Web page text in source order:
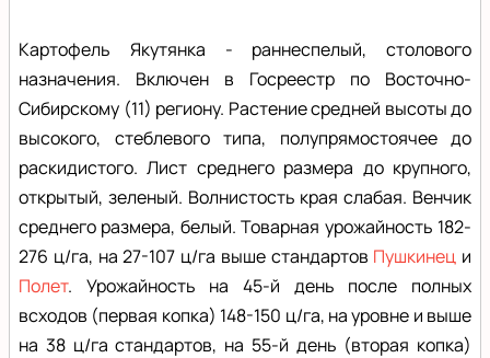
Картофель Якутянка - раннеспелый, столового
назначения. Включен в Госреестр по Восточно-
Сибирскому (11) региону. Растение средней высоты до
высокого, стеблевого типа, полупрямостоячее до
раскидистого. Лист среднего размера до крупного,
открытый, зеленый. Волнистость края слабая. Венчик
среднего размера, белый. Товарная урожайность 182-
276 ц/га, на 27-107 ц/га выше стандартов Пушкинец и
Полет. Урожайность на 45-й день после полных
всходов (первая копка) 148-150 ц/га, на уровне и выше
на 38 ц/га стандартов, на 55-й день (вторая копка)